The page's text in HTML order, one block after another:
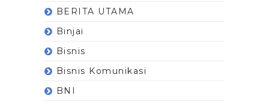
BERITA UTAMA
Binjai
Bisnis
Bisnis Komunikasi
BNI